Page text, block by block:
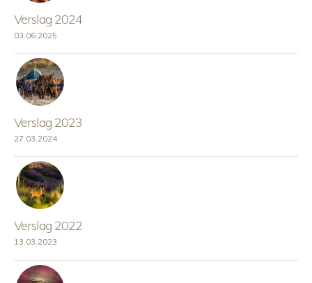
Verslag 2024
03.06.2025
Verslag 2023
27.03.2024
Verslag 2022
13.03.2023